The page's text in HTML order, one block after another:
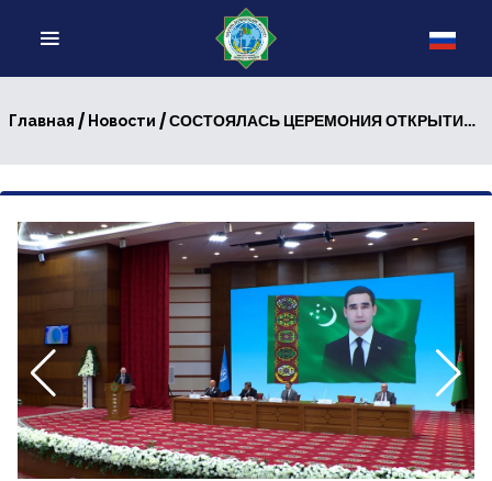
Главная / Новости / СОСТОЯЛАСЬ ЦЕРЕМОНИЯ ОТКРЫТИЯ РЕГИОНАЛЬНОГО ТРЕНИНГА ДЛЯ МОЛОДЫХ ДИПЛОМАТОВ И ГОСУДАРСТВЕННЫХ СЛУЖАЩИХ СТРАН ЦЕНТРАЛЬНОЙ АЗИИ